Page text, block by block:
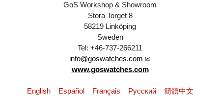
GoS Workshop & Showroom
Stora Torget 8
58219 Linköping
Sweden
Tel: +46-737-266211
info@goswatches.com
www.goswatches.com
English Español Français Pусский 簡體中文